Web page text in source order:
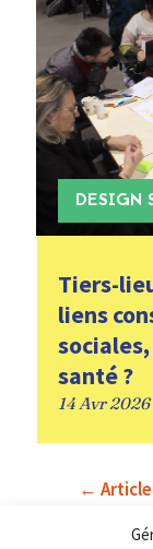
DESIGN
Tiers-
liens
santé ?
14 Avr 2026
←